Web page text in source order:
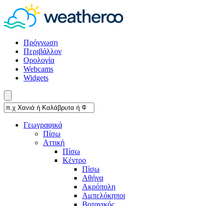
Πρόγνωση
Περιβάλλον
Ορολογία
Webcams
Widgets
Γεωγραφικά
Πίσω
Αττική
Πίσω
Κέντρο
Πίσω
Αθήνα
Ακρόπολη
Αμπελόκηποι
Βοτανικός